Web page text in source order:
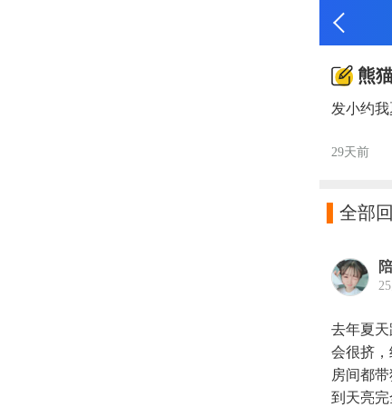
熊
发小约
29天前
全部
去年夏
会很挤
房间都
到天亮